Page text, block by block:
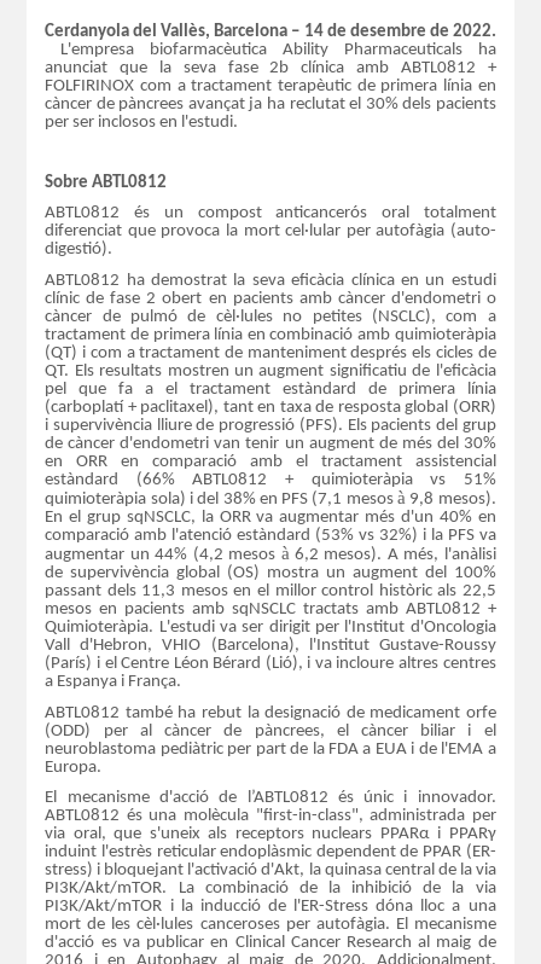
Cerdanyola del Vallès, Barcelona – 14 de desembre de 2022.
L'empresa biofarmacèutica Ability Pharmaceuticals ha
anunciat que la seva fase 2b clínica amb ABTL0812 +
FOLFIRINOX com a tractament terapèutic de primera línia en
càncer de pàncrees avançat ja ha reclutat el 30% dels pacients
per ser inclosos en l'estudi.
Sobre ABTL0812
ABTL0812 és un compost anticancerós oral totalment
diferenciat que provoca la mort cel·lular per autofàgia (auto-
digestió).
ABTL0812 ha demostrat la seva eficàcia clínica en un estudi
clínic de fase 2 obert en pacients amb càncer d'endometri o
càncer de pulmó de cèl·lules no petites (NSCLC), com a
tractament de primera línia en combinació amb quimioteràpia
(QT) i com a tractament de manteniment després els cicles de
QT. Els resultats mostren un augment significatiu de l'eficàcia
pel que fa a el tractament estàndard de primera línia
(carboplatí + paclitaxel), tant en taxa de resposta global (ORR)
i supervivència lliure de progressió (PFS). Els pacients del grup
de càncer d'endometri van tenir un augment de més del 30%
en ORR en comparació amb el tractament assistencial
estàndard (66% ABTL0812 + quimioteràpia vs 51%
quimioteràpia sola) i del 38% en PFS (7,1 mesosà 9,8 mesos).
En el grup sqNSCLC, la ORR va augmentar més d'un 40% en
comparació amb l'atenció estàndard (53% vs 32%) i la PFS va
augmentar un 44% (4,2 mesos à6,2 mesos). A més, l'anàlisi
de supervivència global (OS) mostra un augment del 100%
passant dels 11,3 mesos en el millor control històric als 22,5
mesos en pacients amb sqNSCLC tractats amb ABTL0812 +
Quimioteràpia. L'estudi va ser dirigit per l'Institut d'Oncologia
Vall d'Hebron, VHIO (Barcelona), l'Institut Gustave-Roussy
(París) i el Centre Léon Bérard (Lió), i va incloure altres centres
a Espanya i França.
ABTL0812 també ha rebut la designació de medicament orfe
(ODD) per al càncer de pàncrees, el càncer biliar i el
neuroblastoma pediàtric per part de la FDA a EUA i de l'EMA a
Europa.
El mecanisme d'acció de l’ABTL0812 és únic i innovador.
ABTL0812 és una molècula "first-in-class", administrada per
via oral, que s'uneix als receptors nuclears PPARα i PPARγ
induint l'estrès reticular endoplàsmic dependent de PPAR (ER-
stress) i bloquejant l'activació d'Akt, la quinasa central de la via
PI3K/Akt/mTOR. La combinació de la inhibició de la via
PI3K/Akt/mTOR i la inducció de l'ER-Stress dóna lloc a una
mort de les cèl·lules canceroses per autofàgia. El mecanisme
d'acció es va publicar en Clinical Cancer Research al maig de